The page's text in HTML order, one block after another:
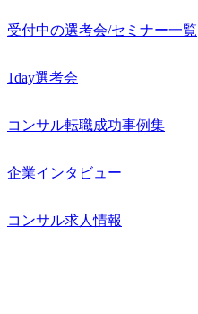
受付中の選考会/セミナー一覧
1day選考会
コンサル転職成功事例集
企業インタビュー
コンサル求人情報